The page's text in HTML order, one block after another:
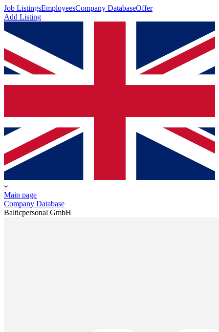
Job ListingsEmployeesCompany DatabaseOffer
Add Listing
Main page
Company Database
Balticpersonal GmbH